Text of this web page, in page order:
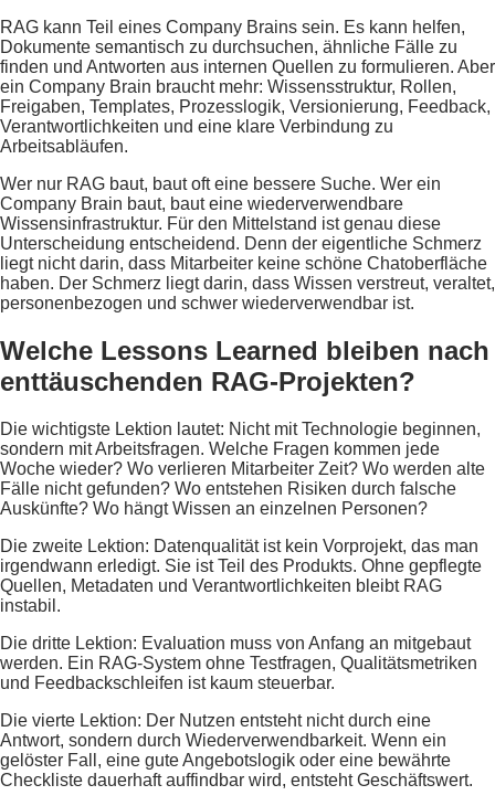
RAG kann Teil eines Company Brains sein. Es kann helfen,
Dokumente semantisch zu durchsuchen, ähnliche Fälle zu
finden und Antworten aus internen Quellen zu formulieren. Aber
ein Company Brain braucht mehr: Wissensstruktur, Rollen,
Freigaben, Templates, Prozesslogik, Versionierung, Feedback,
Verantwortlichkeiten und eine klare Verbindung zu
Arbeitsabläufen.
Wer nur RAG baut, baut oft eine bessere Suche. Wer ein
Company Brain baut, baut eine wiederverwendbare
Wissensinfrastruktur. Für den Mittelstand ist genau diese
Unterscheidung entscheidend. Denn der eigentliche Schmerz
liegt nicht darin, dass Mitarbeiter keine schöne Chatoberfläche
haben. Der Schmerz liegt darin, dass Wissen verstreut, veraltet,
personenbezogen und schwer wiederverwendbar ist.
Welche Lessons Learned bleiben nach
enttäuschenden RAG-Projekten?
Die wichtigste Lektion lautet: Nicht mit Technologie beginnen,
sondern mit Arbeitsfragen. Welche Fragen kommen jede
Woche wieder? Wo verlieren Mitarbeiter Zeit? Wo werden alte
Fälle nicht gefunden? Wo entstehen Risiken durch falsche
Auskünfte? Wo hängt Wissen an einzelnen Personen?
Die zweite Lektion: Datenqualität ist kein Vorprojekt, das man
irgendwann erledigt. Sie ist Teil des Produkts. Ohne gepflegte
Quellen, Metadaten und Verantwortlichkeiten bleibt RAG
instabil.
Die dritte Lektion: Evaluation muss von Anfang an mitgebaut
werden. Ein RAG-System ohne Testfragen, Qualitätsmetriken
und Feedbackschleifen ist kaum steuerbar.
Die vierte Lektion: Der Nutzen entsteht nicht durch eine
Antwort, sondern durch Wiederverwendbarkeit. Wenn ein
gelöster Fall, eine gute Angebotslogik oder eine bewährte
Checkliste dauerhaft auffindbar wird, entsteht Geschäftswert.